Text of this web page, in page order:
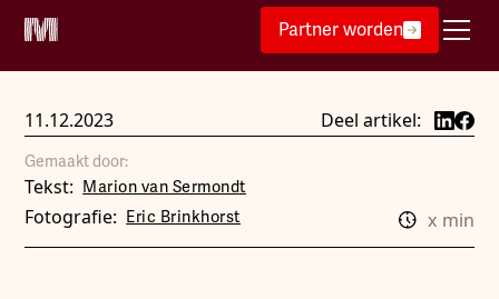
Partner worden
11.12.2023 Deel artikel:
Gemaakt door:
Tekst: Marion van Sermondt
Fotografie: Eric Brinkhorst x min